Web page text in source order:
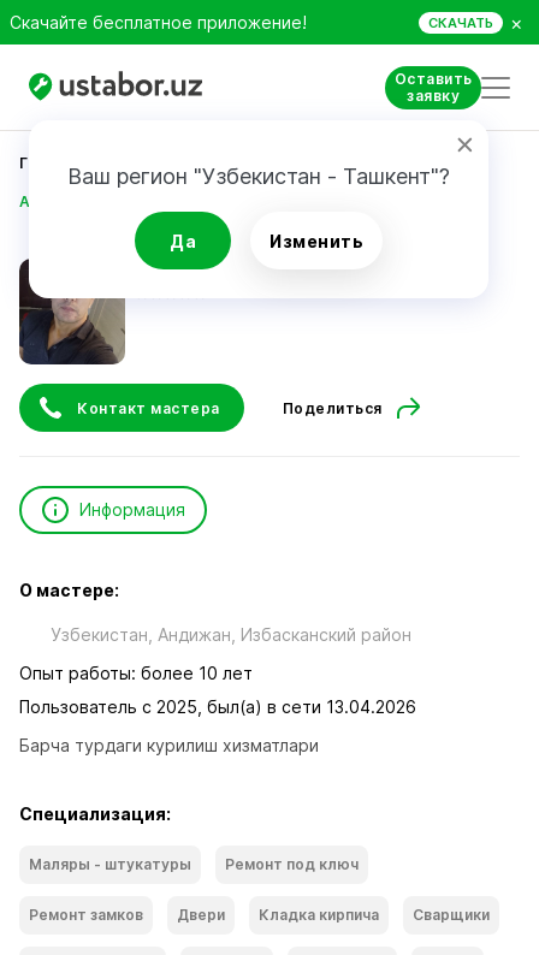
Скачайте бесплатное приложение! СКАЧАТЬ ×
Оставить
заявку
Ваш регион "Узбекистан - Ташкент"?
Да Изменить
Главная
Абдугани Худойбердиев
Контакт мастера Поделиться
Информация
О мастере:
Узбекистан, Андижан, Избасканский район
Опыт работы: более 10 лет
Пользователь с 2025, был(а) в сети 13.04.2026
Барча турдаги курилиш хизматлари
Специализация:
Маляры - штукатуры Ремонт под ключ
Ремонт замков Двери Кладка кирпича Сварщики